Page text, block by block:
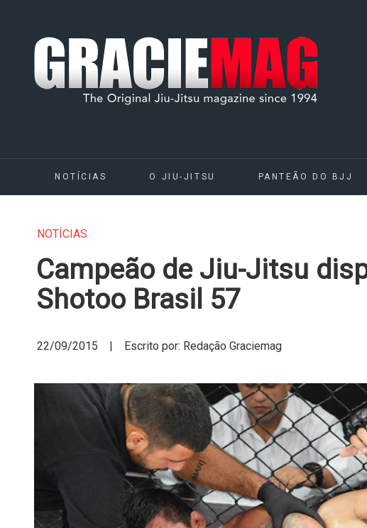
NOTÍCIAS O JIU-JITSU PANTEÃO DO BJJ
NOTÍCIAS
Campeão de Jiu-Jitsu
Shotoo Brasil 57
22/09/2015 | Escrito por: Redação Graciemag